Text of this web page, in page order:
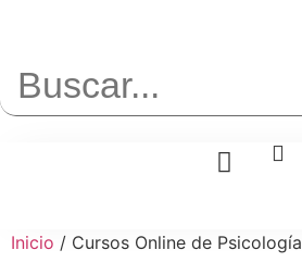
Inicio / Cursos Online de